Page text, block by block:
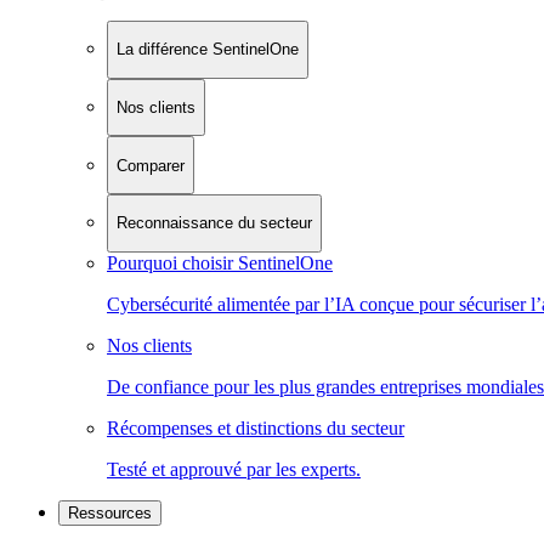
La différence SentinelOne
Nos clients
Comparer
Reconnaissance du secteur
Pourquoi choisir SentinelOne
Cybersécurité alimentée par l’IA conçue pour sécuriser
Nos clients
De confiance pour les plus grandes entreprises
Récompenses et distinctions du secteur
Testé et approuvé par les experts.
Ressources